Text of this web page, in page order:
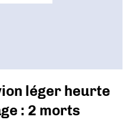
léger heurte
: 2 morts